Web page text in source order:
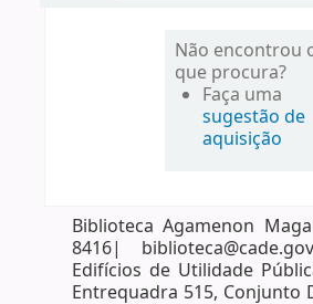
Não encontrou
que procura?
Faça uma
sugestão de
aquisição
Biblioteca Agamenon
8416|
Edifícios de Utilidade
Entrequadra 515, Conjunto